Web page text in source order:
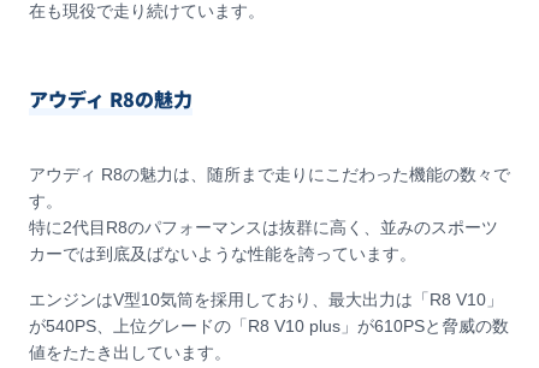
在も現役で走り続けています。
アウディ R8の魅力
アウディ R8の魅力は、随所まで走りにこだわった機能の数々で
す。
特に2代目R8のパフォーマンスは抜群に高く、並みのスポーツ
カーでは到底及ばないような性能を誇っています。
エンジンはV型10気筒を採用しており、最大出力は「R8 V10」
が540PS、上位グレードの「R8 V10 plus」が610PSと脅威の数
値をたたき出しています。